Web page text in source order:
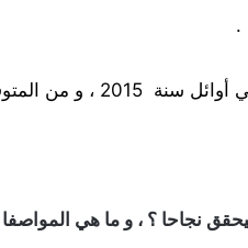
.
أن ينال إعجاب الكثير.
نجاحا ؟ ، و ما هي المواصفا